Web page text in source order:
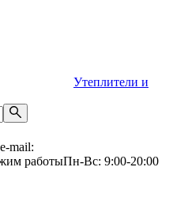
Утеплители и
e-mail:
работыПн-Вс: 9:00-20:00